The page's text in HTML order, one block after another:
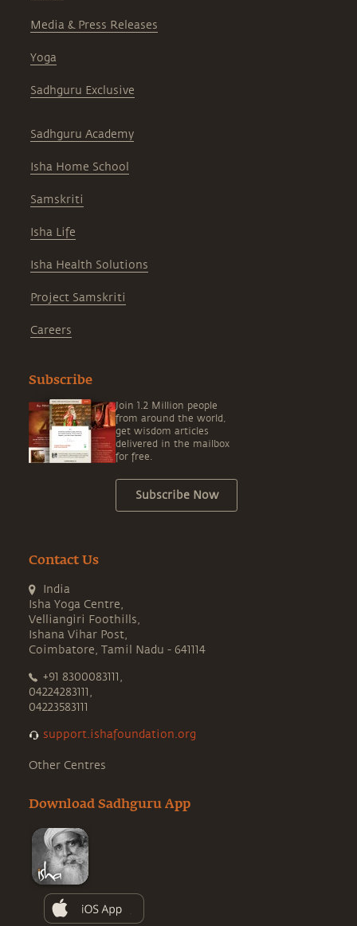
Media & Press Releases
Yoga
Sadhguru Exclusive
Sadhguru Academy
Isha Home School
Samskriti
Isha Life
Isha Health Solutions
Project Samskriti
Careers
Subscribe
Join 1.2 Million people
from around the world,
get wisdom articles
delivered in the mailbox
for free.
Subscribe Now
Contact Us
India
Isha Yoga Centre,
Velliangiri Foothills,
Ishana Vihar Post,
Coimbatore, Tamil Nadu - 641114
+91 8300083111,
04224283111,
04223583111
support.ishafoundation.org
Other Centres
Download Sadhguru App